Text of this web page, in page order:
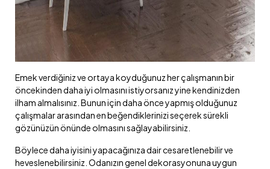
Emek verdiğiniz ve ortaya koyduğunuz her çalışmanın bir
öncekinden daha iyi olmasını istiyorsanız yine kendinizden
ilham almalısınız. Bunun için daha önce yapmış olduğunuz
çalışmalar arasından en beğendiklerinizi seçerek sürekli
gözünüzün önünde olmasını sağlayabilirsiniz.
Böylece daha iyisini yapacağınıza dair cesaretlenebilir ve
heveslenebilirsiniz. Odanızın genel dekorasyonuna uygun